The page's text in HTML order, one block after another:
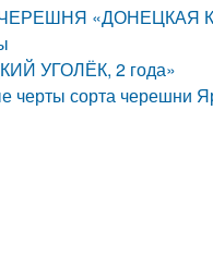
ЧЕРЕШНЯ «ДОНЕЦКАЯ
УГОЛЁК, 2 года»
черты сорта черешни